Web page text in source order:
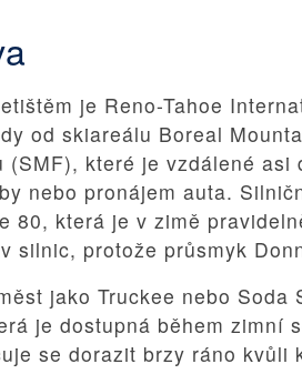
je Reno-Tahoe
od skiareálu Boreal
(SMF), které je vzdálené
nebo pronájem auta.
80, která je v zimě
silnic, protože průsmyk
jako Truckee nebo
je dostupná během zimní
se dorazit brzy ráno